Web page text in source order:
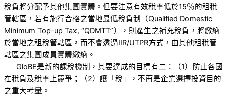
稅負將分配予其他集團實體。但要注意有效稅率低於15％的租稅
管轄區，若有施行合格之當地最低稅負制（Qualified Domestic
Minimum Top-up Tax, “QDMTT”），則產生之補充稅負，將繳納
於當地之租稅管轄區，而不會透過IIR/UTPR方式，由其他租稅管
轄區之集團成員實體繳納。
GloBE是新的課稅機制，其要達成的目標有二：（1）防止各國
在稅負及稅率上競爭；（2）讓「稅」，不再是企業選擇投資目的
之重大考量。